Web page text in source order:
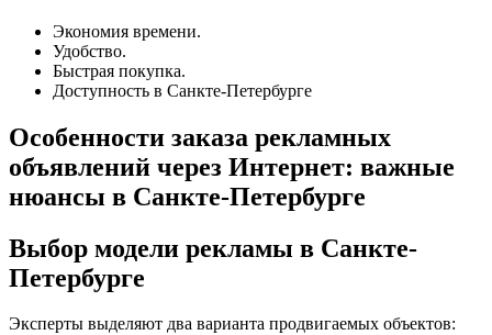
Экономия времени.
Удобство.
Быстрая покупка.
Доступность в Санкте-Петербурге
Особенности заказа рекламных
объявлений через Интернет: важные
нюансы в Санкте-Петербурге
Выбор модели рекламы в Санкте-
Петербурге
Эксперты выделяют два варианта продвигаемых объектов: